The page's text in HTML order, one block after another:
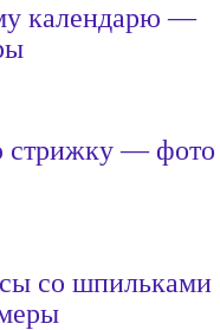
календарю —
стрижку — фото
со шпильками